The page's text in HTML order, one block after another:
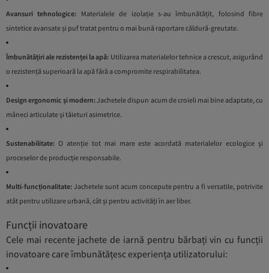
Avansuri tehnologice: Materialele de izolație s-au îmbunătățit, folosind fibre
sintetice avansate și puf tratat pentru o mai bună raportare căldură-greutate.
Îmbunătățiri ale rezistenței la apă: Utilizarea materialelor tehnice a crescut, asigurând
o rezistență superioară la apă fără a compromite respirabilitatea.
Design ergonomic și modern: Jachetele dispun acum de croieli mai bine adaptate, cu
mâneci articulate și tăieturi asimetrice.
Sustenabilitate: O atenție tot mai mare este acordată materialelor ecologice și
proceselor de producție responsabile.
Multi-funcționalitate: Jachetele sunt acum concepute pentru a fi versatile, potrivite
atât pentru utilizare urbană, cât și pentru activități în aer liber.
Funcții inovatoare
Cele mai recente jachete de iarnă pentru bărbați vin cu funcții
inovatoare care îmbunătățesc experiența utilizatorului: